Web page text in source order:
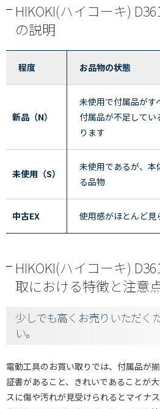
HIKOKI(ハイコーキ)
の説明
程度 お品物の状態
新品（N）
未使用で付属品がす
付属品が不足して
ります
未使用（S）
未使用であるが、本
る品物
中古EX 使用感がほとんど見
HIKOKI(ハイコーキ)
取における特徴と注意
少しでも高くお売りいただく
い。
電動工具のお買い取りでは、付属品が
証書があること、きれいであることが
スに傷や汚れが見受けられるとマイナ